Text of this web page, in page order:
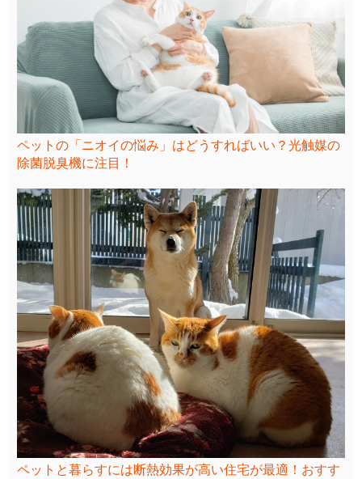
ペットの「ニオイの悩み」はどうすればいい？光触媒の
除菌脱臭機に注目！
ペットと暮らすには断熱効果が高い住宅が最適！おすす